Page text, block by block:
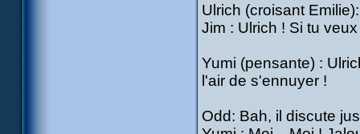
Ulrich (croisant
Jim : Ulrich ! Si tu
Yumi (pensante) :
l'air de s'ennuyer !
Odd: Bah, il discute